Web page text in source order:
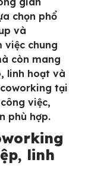
chọn phổ
và
việc chung
còn mang
linh hoạt và
tại
việc,
phù hợp.
linh